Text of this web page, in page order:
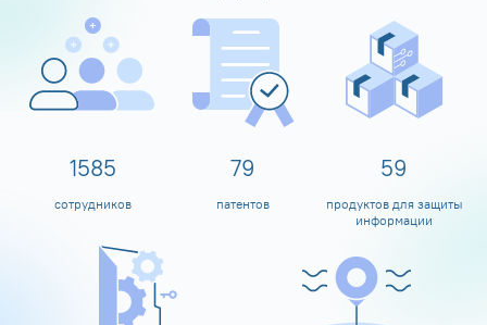
1600
сотрудников
80
патентов
60
продуктов для защиты
информации